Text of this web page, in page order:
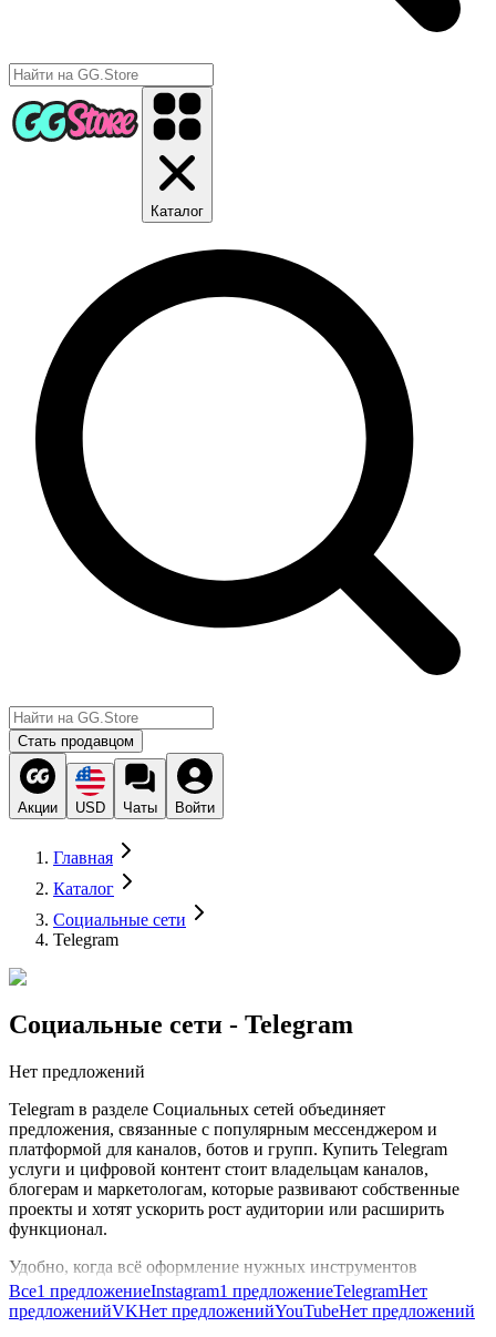
Каталог
Стать продавцом
Акции USD Чаты Войти
Главная
Каталог
Социальные сети
Telegram
Социальные сети - Telegram
Нет предложений
Telegram в разделе Социальных сетей объединяет
предложения, связанные с популярным мессенджером и
платформой для каналов, ботов и групп. Купить Telegram
услуги и цифровой контент стоит владельцам каналов,
блогерам и маркетологам, которые развивают собственные
проекты и хотят ускорить рост аудитории или расширить
функционал.
Удобно, когда всё оформление нужных инструментов
доступно в одном месте. На GG.Store предложения по
Telegram собраны в одной категории, что упрощает подбор
подходящих решений под ваши задачи и бюджет.
Все1 предложениеInstagram1 предложениеTelegramНет
предложенийVKНет предложенийYouTubeНет предложений